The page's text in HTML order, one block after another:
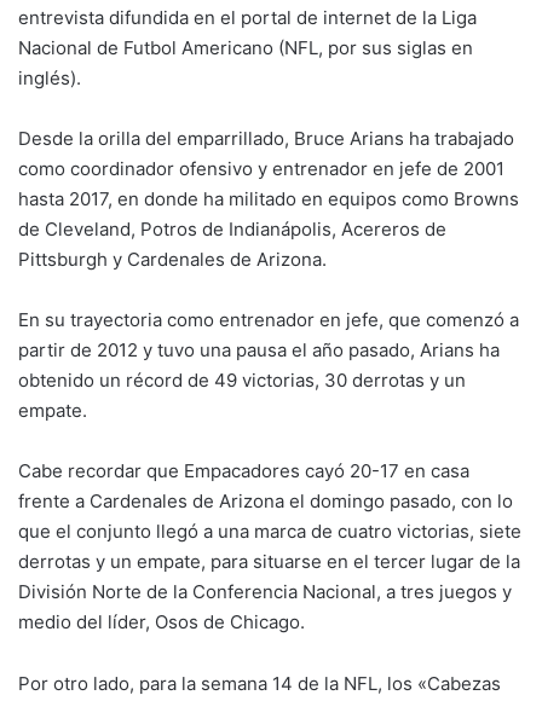
entrevista difundida en el portal de internet de la Liga
Nacional de Futbol Americano (NFL, por sus siglas en
inglés).
Desde la orilla del emparrillado, Bruce Arians ha trabajado
como coordinador ofensivo y entrenador en jefe de 2001
hasta 2017, en donde ha militado en equipos como Browns
de Cleveland, Potros de Indianápolis, Acereros de
Pittsburgh y Cardenales de Arizona.
En su trayectoria como entrenador en jefe, que comenzó a
partir de 2012 y tuvo una pausa el año pasado, Arians ha
obtenido un récord de 49 victorias, 30 derrotas y un
empate.
Cabe recordar que Empacadores cayó 20-17 en casa
frente a Cardenales de Arizona el domingo pasado, con lo
que el conjunto llegó a una marca de cuatro victorias, siete
derrotas y un empate, para situarse en el tercer lugar de la
División Norte de la Conferencia Nacional, a tres juegos y
medio del líder, Osos de Chicago.
Por otro lado, para la semana 14 de la NFL, los «Cabezas